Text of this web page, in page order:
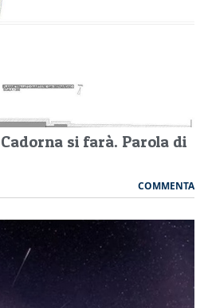
si farà. Parola di
COMMENTA